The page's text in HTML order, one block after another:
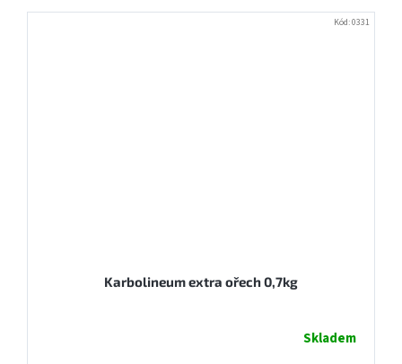
Karbolineum extra ořech 0,7kg
Skladem
Kód:0331